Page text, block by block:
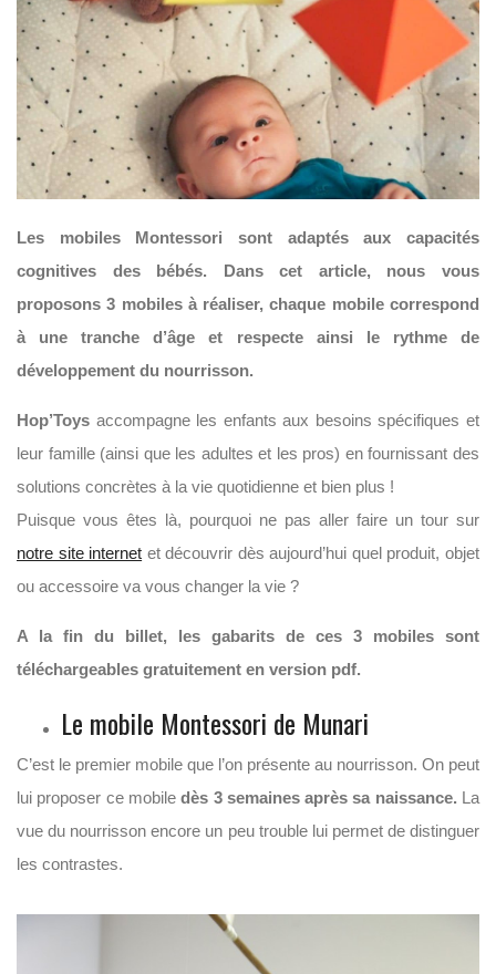
Les mobiles Montessori sont adaptés aux capacités
cognitives des bébés. Dans cet article, nous vous
proposons 3 mobiles à réaliser, chaque mobile correspond
à une tranche d’âge et respecte ainsi le rythme de
développement du nourrisson.
Hop’Toys accompagne les enfants aux besoins spécifiques et
leur famille (ainsi que les adultes et les pros) en fournissant des
solutions concrètes à la vie quotidienne et bien plus !
Puisque vous êtes là, pourquoi ne pas aller faire un tour sur
notre site internet et découvrir dès aujourd’hui quel produit, objet
ou accessoire va vous changer la vie ?
A la fin du billet, les gabarits de ces 3 mobiles sont
téléchargeables gratuitement en version pdf.
Le mobile Montessori de Munari
C’est le premier mobile que l’on présente au nourrisson. On peut
lui proposer ce mobiledès 3 semaines après sa naissance. La
vue du nourrisson encore un peu trouble lui permet de distinguer
les contrastes.